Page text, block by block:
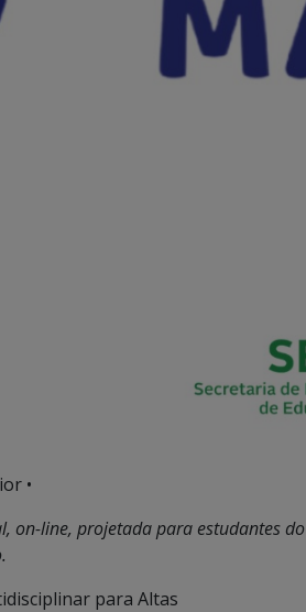
•
on-line, projetada para estudantes do
para Altas